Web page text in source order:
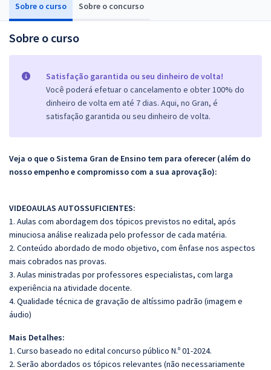
Sobre o curso Sobre o concurso
Sobre o curso
Satisfação garantida ou seu dinheiro de volta!
Você poderá efetuar o cancelamento e obter 100% do
dinheiro de volta em até 7 dias. Aqui, no Gran, é
satisfação garantida ou seu dinheiro de volta.
Veja o que o Sistema Gran de Ensino tem para oferecer (além do
nosso empenho e compromisso com a sua aprovação):
VIDEOAULAS AUTOSSUFICIENTES:
1. Aulas com abordagem dos tópicos previstos no edital, após
minuciosa análise realizada pelo professor de cada matéria.
2. Conteúdo abordado de modo objetivo, com ênfase nos aspectos
mais cobrados nas provas.
3. Aulas ministradas por professores especialistas, com larga
experiência na atividade docente.
4. Qualidade técnica de gravação de altíssimo padrão (imagem e
áudio)
Mais Detalhes:
1. Curso baseado no edital concurso público N.º 01-2024.
2. Serão abordados os tópicos relevantes (não necessariamente